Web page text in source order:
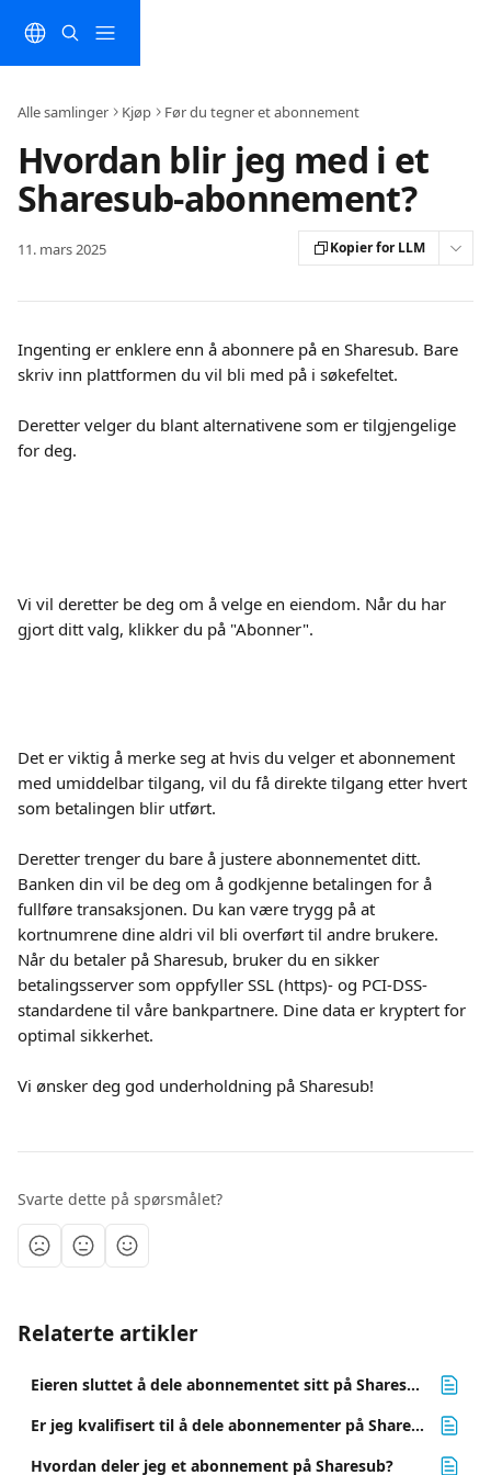
Alle samlinger Kjøp Før du tegner et abonnement
Hvordan blir jeg med i et
Sharesub-abonnement?
11. mars 2025 Kopier for LLM
Ingenting er enklere enn å abonnere på en Sharesub. Bare
skriv inn plattformen du vil bli med på i søkefeltet.
Deretter velger du blant alternativene som er tilgjengelige
for deg.
Vi vil deretter be deg om å velge en eiendom. Når du har
gjort ditt valg, klikker du på "Abonner".
Det er viktig å merke seg at hvis du velger et abonnement
med umiddelbar tilgang, vil du få direkte tilgang etter hvert
som betalingen blir utført.
Deretter trenger du bare å justere abonnementet ditt.
Banken din vil be deg om å godkjenne betalingen for å
fullføre transaksjonen. Du kan være trygg på at
kortnumrene dine aldri vil bli overført til andre brukere.
Når du betaler på Sharesub, bruker du en sikker
betalingsserver som oppfyller SSL (https)- og PCI-DSS-
standardene til våre bankpartnere. Dine data er kryptert for
optimal sikkerhet.
Vi ønsker deg god underholdning på Sharesub!
Svarte dette på spørsmålet?
Relaterte artikler
Eieren sluttet å dele abonnementet sitt på Sharesub. Hva bør gjøres?
Er jeg kvalifisert til å dele abonnementer på Sharesub ❓
Hvordan deler jeg et abonnement på Sharesub?